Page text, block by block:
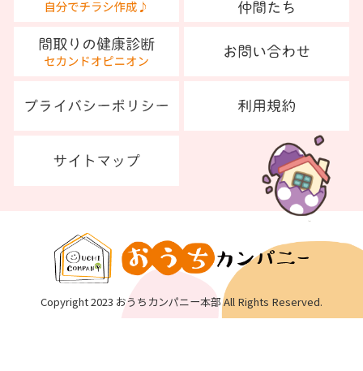
Copyright 2023 おうちカンパニー本部 All Rights Reserved.